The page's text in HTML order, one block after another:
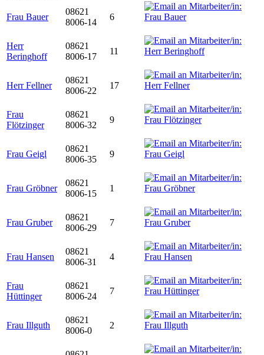
Frau Bauer
08621
8006-14
6
Herr
Beringhoff
08621
8006-17
11
Herr Fellner
08621
8006-22
17
Frau
Flötzinger
08621
8006-32
9
Frau Geigl
08621
8006-35
9
Frau Gröbner
08621
8006-15
1
Frau Gruber
08621
8006-29
7
Frau Hansen
08621
8006-31
4
Frau
Hüttinger
08621
8006-24
7
Frau Illguth
08621
8006-0
2